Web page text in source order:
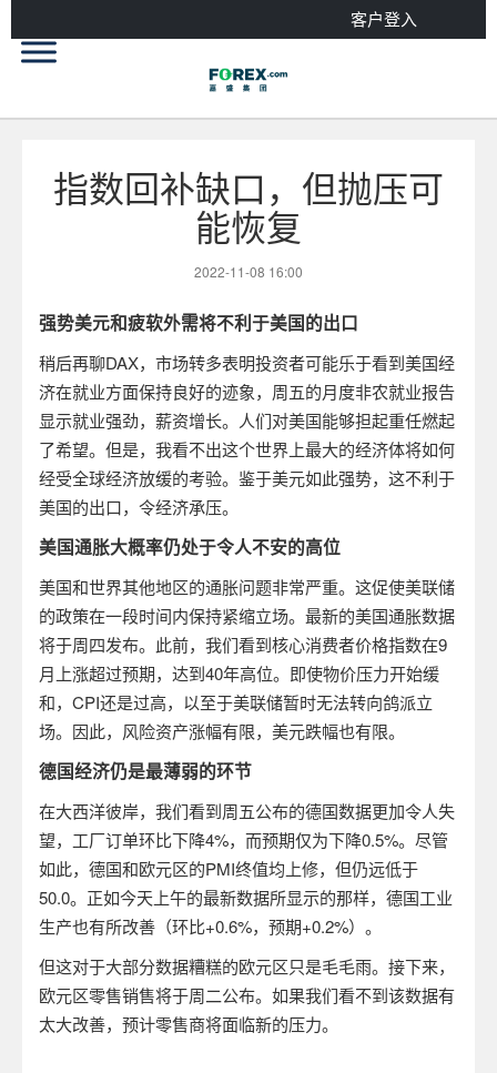
客户登入
指数回补缺口，但抛压可
能恢复
2022-11-08 16:00
强势美元和疲软外需将不利于美国的出口
稍后再聊DAX，市场转多表明投资者可能乐于看到美国经
济在就业方面保持良好的迹象，周五的月度非农就业报告
显示就业强劲，薪资增长。人们对美国能够担起重任燃起
了希望。但是，我看不出这个世界上最大的经济体将如何
经受全球经济放缓的考验。鉴于美元如此强势，这不利于
美国的出口，令经济承压。
美国通胀大概率仍处于令人不安的高位
美国和世界其他地区的通胀问题非常严重。这促使美联储
的政策在一段时间内保持紧缩立场。最新的美国通胀数据
将于周四发布。此前，我们看到核心消费者价格指数在9
月上涨超过预期，达到40年高位。即使物价压力开始缓
和， CPI还是过高，以至于美联储暂时无法转向鸽派立
场。因此，风险资产涨幅有限，美元跌幅也有限。
德国经济仍是最薄弱的环节
在大西洋彼岸，我们看到周五公布的德国数据更加令人失
望，工厂订单环比下降4%，而预期仅为下降0.5%。尽管
如此，德国和欧元区的PMI终值均上修，但仍远低于
50.0。正如今天上午的最新数据所显示的那样，德国工业
生产也有所改善（环比+0.6%，预期+0.2%）。
但这对于大部分数据糟糕的欧元区只是毛毛雨。接下来，
欧元区零售销售将于周二公布。如果我们看不到该数据有
太大改善，预计零售商将面临新的压力。